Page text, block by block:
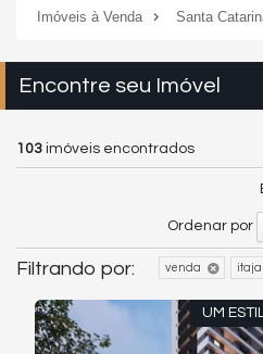
Imóveis à Venda Santa
Encontre seu Imóvel
103 imóveis encontrados
Ordenar por
Filtrando por: venda
UM